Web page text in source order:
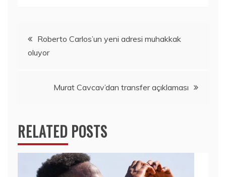
Yazı
dolaşımı
Roberto Carlos’un yeni adresi muhakkak
oluyor
Murat Cavcav’dan transfer açıklaması
RELATED POSTS